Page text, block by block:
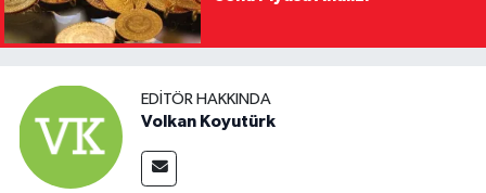
EDITÖR HAKKINDA
Volkan Koyutürk